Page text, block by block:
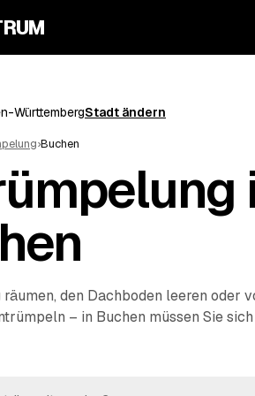
WürttembergStadt ändern
›Buchen
räumen, den Dachboden leeren oder
– in Buchen müssen Sie
einem Betrieb machen. Über AWL